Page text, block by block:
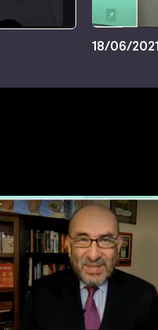
18/06/2021